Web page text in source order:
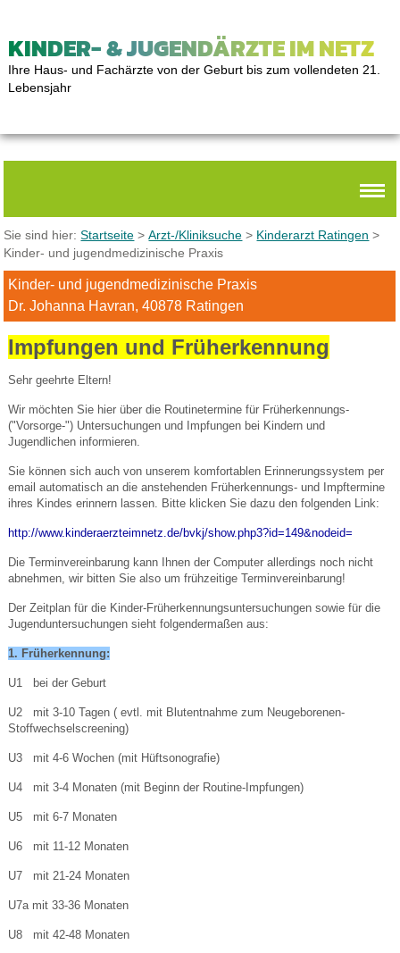
KINDER- & JUGENDÄRZTE IM NETZ
Ihre Haus- und Fachärzte von der Geburt bis zum vollendeten 21.
Lebensjahr
Sie sind hier:Startseite >Arzt-/Kliniksuche > Kinderarzt Ratingen >
Kinder- und jugendmedizinische Praxis
Kinder- und jugendmedizinische Praxis
Dr. Johanna Havran, 40878 Ratingen
Impfungen und Früherkennung
Sehr geehrte Eltern!
Wir möchten Sie hier über die Routinetermine für Früherkennungs-
("Vorsorge-") Untersuchungen und Impfungen bei Kindern und
Jugendlichen informieren.
Sie können sich auch von unserem komfortablen Erinnerungssystem per
email automatisch an die anstehenden Früherkennungs- und Impftermine
ihres Kindes erinnern lassen. Bitte klicken Sie dazu den folgenden Link:
http://www.kinderaerzteimnetz.de/bvkj/show.php3?id=149&nodeid=
Die Terminvereinbarung kann Ihnen der Computer allerdings noch nicht
abnehmen, wir bitten Sie also um frühzeitige Terminvereinbarung!
Der Zeitplan für die Kinder-Früherkennungsuntersuchungen sowie für die
Jugenduntersuchungen sieht folgendermaßen aus:
1. Früherkennung:
U1 bei der Geburt
U2 mit 3-10 Tagen ( evtl. mit Blutentnahme zum Neugeborenen-
Stoffwechselscreening)
U3 mit 4-6 Wochen (mit Hüftsonografie)
U4 mit 3-4 Monaten (mit Beginn der Routine-Impfungen)
U5 mit 6-7 Monaten
U6 mit 11-12 Monaten
U7 mit 21-24 Monaten
U7a mit 33-36 Monaten
U8 mit 42-48 Monaten